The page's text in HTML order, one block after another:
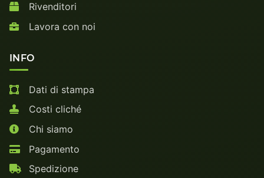
Rivenditori
Lavora con noi
INFO
Dati di stampa
Costi cliché
Chi siamo
Pagamento
Spedizione